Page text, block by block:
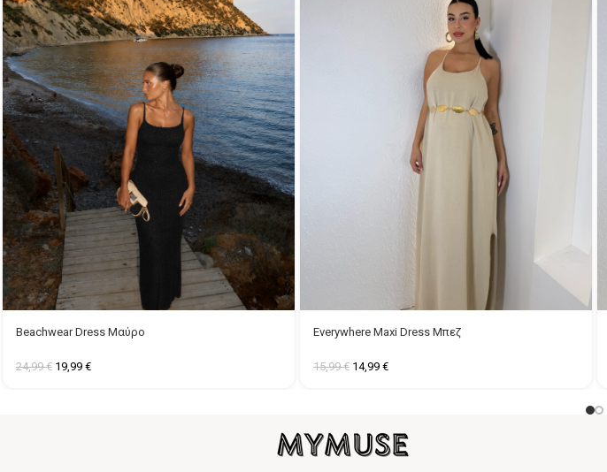
Beachwear Dress Μαύρο
24,99€ 19,99 €
Everywhere Maxi Dress Μπεζ
15,99€ 14,99 €